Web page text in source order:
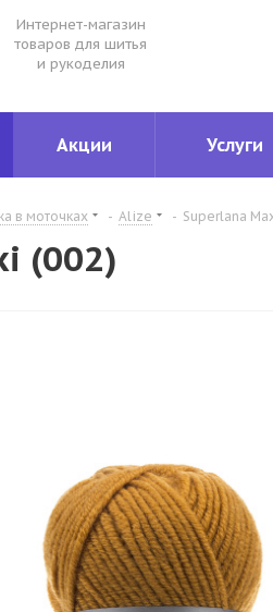
Интернет-магазин
товаров для шитья
и рукоделия
Акции Услуги
в моточках - Alize - Superlana
(002)